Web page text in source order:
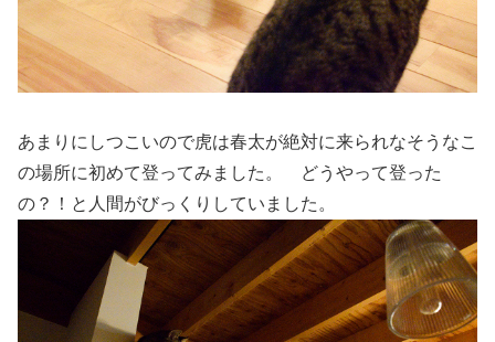
あまりにしつこいので虎は春太が絶対に来られなそうなこ
の場所に初めて登ってみました。 どうやって登った
の？！と人間がびっくりしていました。